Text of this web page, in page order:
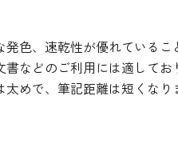
色、速乾性が優れているこ
などのご利用には適してお
めで、筆記距離は短くなり